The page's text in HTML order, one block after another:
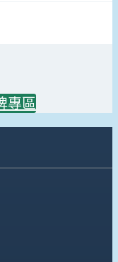
專區